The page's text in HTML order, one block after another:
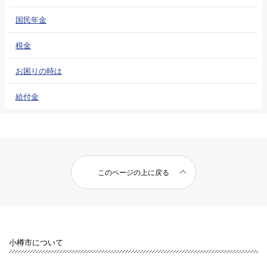
国民年金
税金
お困りの時は
給付金
このページの上に戻る
小樽市について